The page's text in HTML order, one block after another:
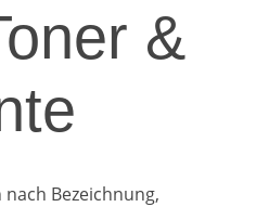
&
Bezeichnung,